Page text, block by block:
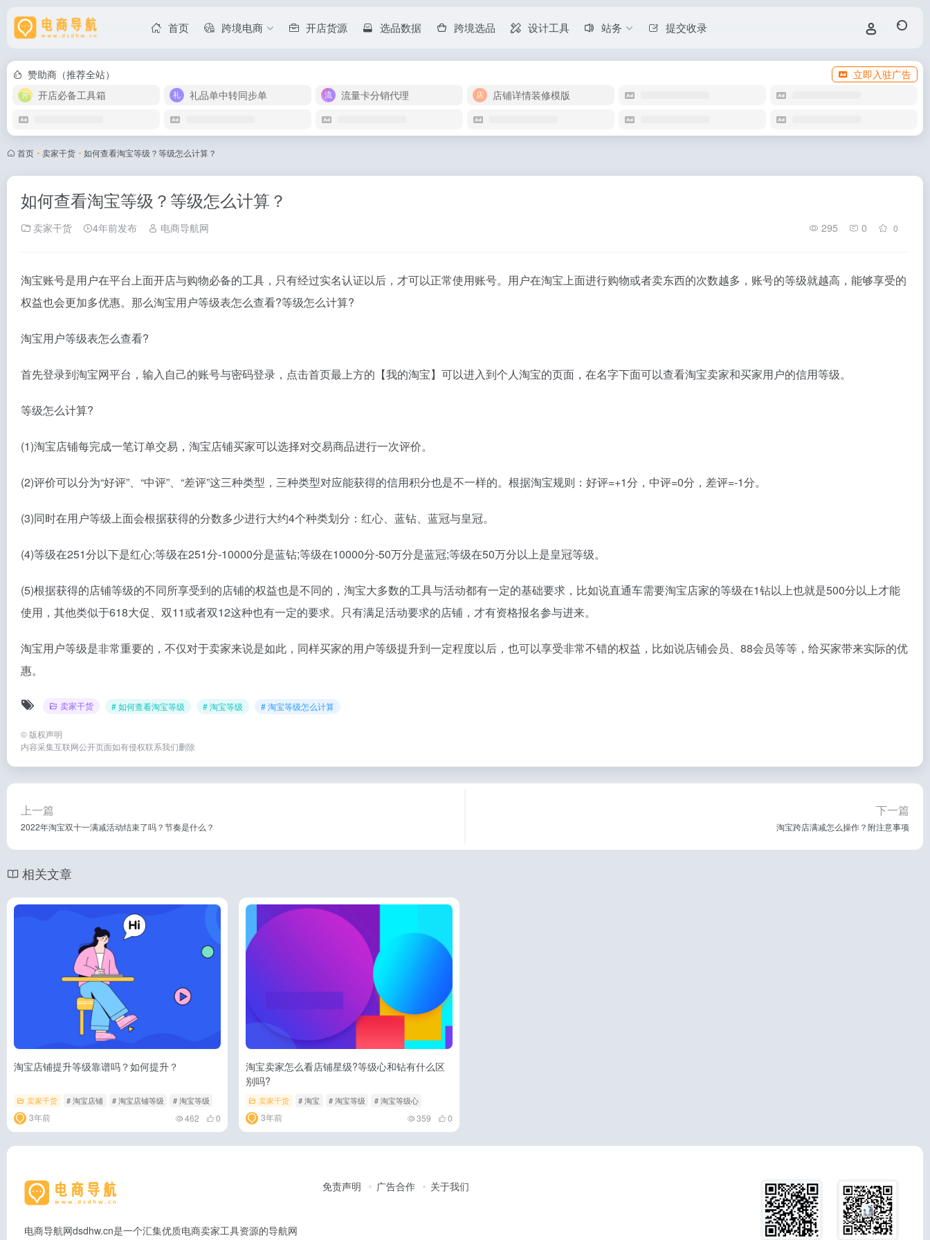
首页 跨境电商 开店货源 选品数据 跨境选品 设计工具 站务 提交收录
赞助商（推荐全站）
立即入驻广告
开店必备工具箱
礼品单中转同步单 流量卡分销代理 店铺详情装修模版
首页 • 卖家干货 • 如何查看淘宝等级？等级怎么计算？
如何查看淘宝等级？等级怎么计算？
卖家干货 4年前发布 电商导航网 295 0 0
淘宝账号是用户在平台上面开店与购物必备的工具，只有经过实名认证以后，才可以正常使用账号。用户在淘宝上面进行购物或者卖东西的次数越多，账号的等级就越高，能够享受的
权益也会更加多优惠。那么淘宝用户等级表怎么查看?等级怎么计算?
淘宝用户等级表怎么查看?
首先登录到淘宝网平台，输入自己的账号与密码登录，点击首页最上方的【我的淘宝】可以进入到个人淘宝的页面，在名字下面可以查看淘宝卖家和买家用户的信用等级。
等级怎么计算?
(1)淘宝店铺每完成一笔订单交易，淘宝店铺买家可以选择对交易商品进行一次评价。
(2)评价可以分为“好评”、“中评”、“差评”这三种类型，三种类型对应能获得的信用积分也是不一样的。根据淘宝规则：好评=+1分，中评=0分，差评=-1分。
(3)同时在用户等级上面会根据获得的分数多少进行大约4个种类划分：红心、蓝钻、蓝冠与皇冠。
(4)等级在251分以下是红心;等级在251分-10000分是蓝钻;等级在10000分-50万分是蓝冠;等级在50万分以上是皇冠等级。
(5)根据获得的店铺等级的不同所享受到的店铺的权益也是不同的，淘宝大多数的工具与活动都有一定的基础要求，比如说直通车需要淘宝店家的等级在1钻以上也就是500分以上才能
使用，其他类似于618大促、双11或者双12这种也有一定的要求。只有满足活动要求的店铺，才有资格报名参与进来。
淘宝用户等级是非常重要的，不仅对于卖家来说是如此，同样买家的用户等级提升到一定程度以后，也可以享受非常不错的权益，比如说店铺会员、88会员等等，给买家带来实际的优
惠。
卖家干货 # 如何查看淘宝等级 # 淘宝等级 # 淘宝等级怎么计算
© 版权声明
内容采集互联网公开页面如有侵权联系我们删除
上一篇
2022年淘宝双十一满减活动结束了吗？节奏是什么？
下一篇
淘宝跨店满减怎么操作？附注意事项
相关文章
淘宝店铺提升等级靠谱吗？如何提升？
卖家干货 # 淘宝店铺 # 淘宝店铺等级 # 淘宝等级
3年前 462 0
淘宝卖家怎么看店铺星级?等级心和钻有什么区
别吗?
卖家干货 # 淘宝 # 淘宝等级 # 淘宝等级心
3年前 359 0
电商导航网dsdhw.cn是一个汇集优质电商卖家工具资源的导航网
免责声明 广告合作 关于我们